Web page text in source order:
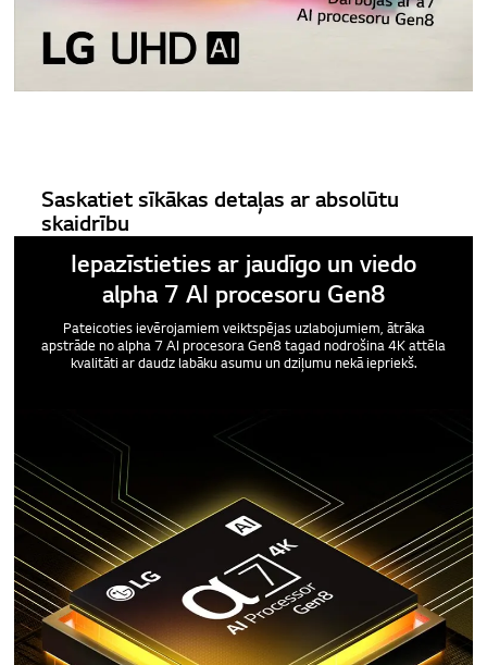
Saskatiet sīkākas detaļas ar absolūtu
skaidrību
Iepazīstieties ar jaudīgo un viedo
alpha 7 AI procesoru Gen8
Pateicoties ievērojamiem veiktspējas uzlabojumiem, ātrāka
apstrāde no alpha 7 AI procesora Gen8 tagad nodrošina 4K attēla
kvalitāti ar daudz labāku asumu un dziļumu nekā iepriekš.